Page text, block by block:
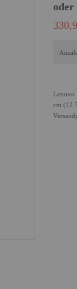
oder
Lenovo
cm